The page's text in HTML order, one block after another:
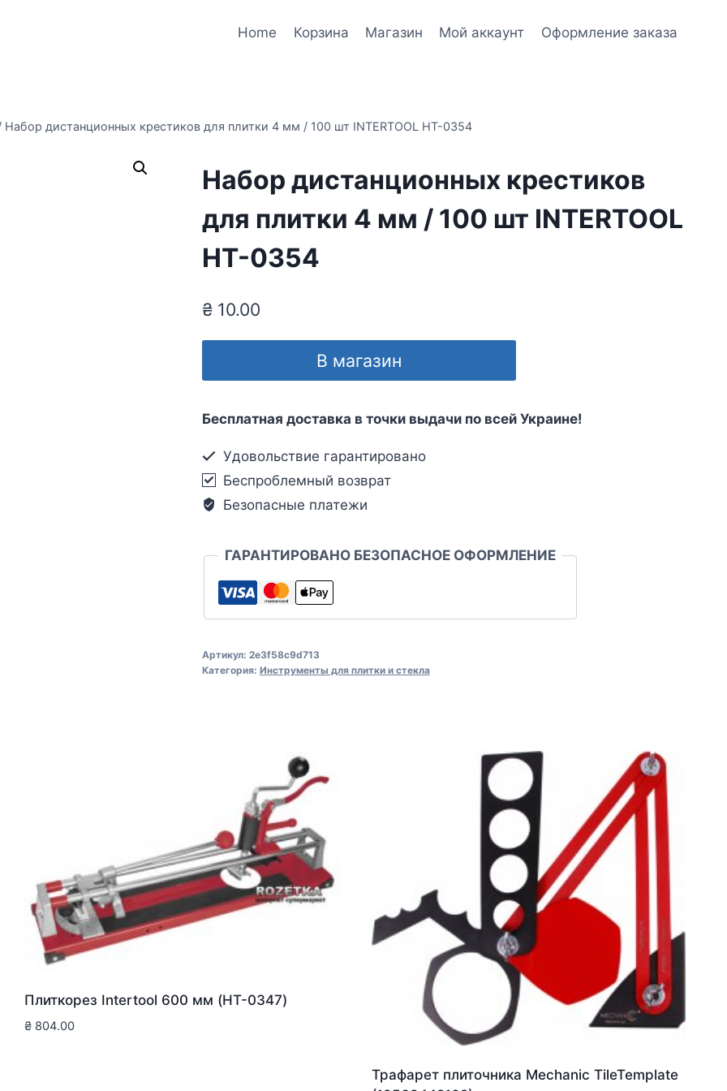
Home Корзина Магазин Мой аккаунт Оформление заказа
Набор дистанционных крестиков для плитки 4 мм / 100 шт INTERTOOL HT-0354
Набор дистанционных крестиков
для плитки 4 мм / 100 шт INTERTOOL
HT-0354
₴10.00
В магазин
Бесплатная доставка в точки выдачи по всей Украине!
Удовольствие гарантировано
Беспроблемный возврат
Безопасные платежи
ГАРАНТИРОВАНО БЕЗОПАСНОЕ ОФОРМЛЕНИЕ
Артикул: 2e3f58c9d713
Категория: Инструменты для плитки и стекла
Плиткорез Intertool 600 мм (HT-0347)
₴ 804.00
Трафарет плиточника Mechanic TileTemplate